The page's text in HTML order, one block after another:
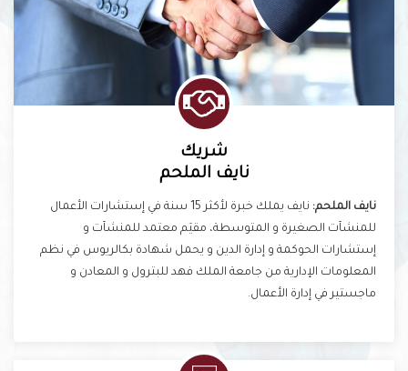
شريك
نايف الملحم
نايف الملحم:
نايف يملك خبرة لأكثر 15 سنة في إستشارات الأعمال
للمنشآت الصغيرة و المتوسطة، مقيَم معتمد للمنشآت و
إستشارات الحوكمة و إدارة الدين و يحمل شهادة بكالريوس في نظم
المعلومات الإدارية من جامعة الملك فهد للبترول و المعادن و
ماجستير في إدارة الأعمال.